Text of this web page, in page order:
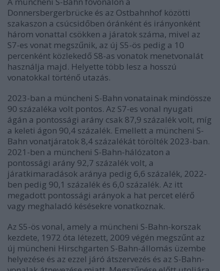
Donnersbergerbrücke és az Ostbahnhof közötti
szakaszon a csúcsidőben óránként és irányonként
három vonattal csökken a járatok száma, mivel az
S7-es vonat megszűnik, az új S5-ös pedig a 10
percenként közlekedő S8-as vonatok menetvonalát
használja majd. Helyette több lesz a hosszú
vonatokkal történő utazás.
2023-ban a müncheni S-Bahn vonatainak mindössze
90 százaléka volt pontos. Az S7-es vonal nyugati
ágán a pontossági arány csak 87,9 százalék volt, míg
a keleti ágon 90,4 százalék. Emellett a müncheni S-
Bahn vonatjáratok 8,4 százalékát törölték 2023-ban.
2021-ben a müncheni S-Bahn-hálózaton a
pontossági arány 92,7 százalék volt, a
járatkimaradások aránya pedig 6,6 százalék, 2022-
ben pedig 90,1 százalék és 6,0 százalék. Az itt
megadott pontossági arányok a hat percet elérő
vagy meghaladó késésekre vonatkoznak.
Az S5-ös vonal, amely a müncheni S-Bahn-korszak
kezdete, 1972 óta létezett, 2009 végén megszűnt az
új müncheni Hirschgarten S-Bahn-állomás üzembe
helyezése és az ezzel járó átszervezés és az S-Bahn-